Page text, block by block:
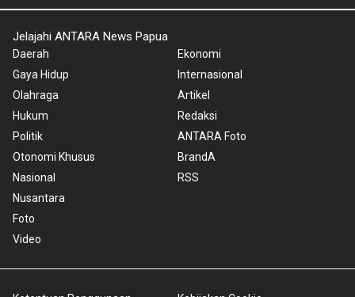
Jelajahi ANTARA News Papua
Daerah
Gaya Hidup
Olahraga
Hukum
Politik
Otonomi Khusus
Nasional
Nusantara
Foto
Video
Ekonomi
Internasional
Artikel
Redaksi
ANTARA Foto
BrandA
RSS